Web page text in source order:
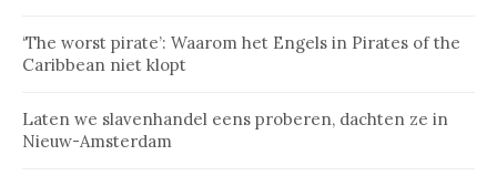
‘The worst pirate’: Waarom het Engels in Pirates of the
Caribbean niet klopt
Laten we slavenhandel eens proberen, dachten ze in
Nieuw-Amsterdam